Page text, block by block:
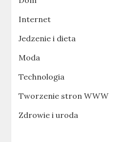
Internet
Jedzenie i dieta
Moda
Technologia
Tworzenie stron WWW
Zdrowie i uroda